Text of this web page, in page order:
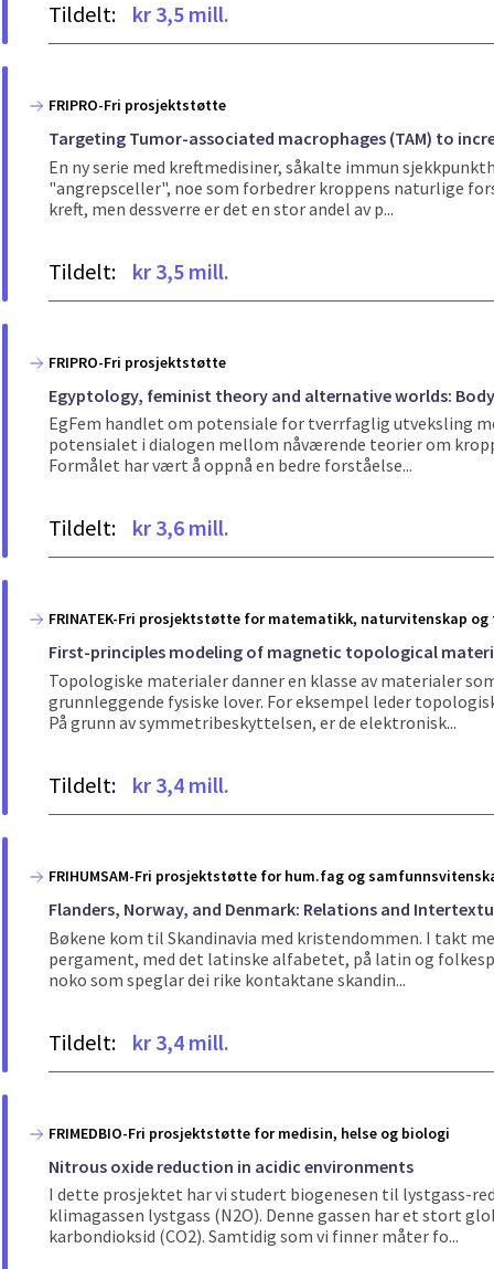
Tildelt: kr 3,5 mill.
FRIPRO-Fri prosjektstøtte
Targeting Tumor-associated macrophages (TAM) to
En ny serie med kreftmedisiner, såkalte immun
"angrepsceller", noe som forbedrer kroppens naturlige
kreft, men dessverre er det en stor andel av p...
Tildelt: kr 3,5 mill.
FRIPRO-Fri prosjektstøtte
Egyptology, feminist theory and alternative worlds:
EgFem handlet om potensiale for tverrfaglig utveksling
potensialet i dialogen mellom nåværende teorier om
Formålet har vært å oppnå en bedre forståelse...
Tildelt: kr 3,6 mill.
FRINATEK-Fri prosjektstøtte for matematikk, naturvitenskap
First-principles modeling of magnetic topological
Topologiske materialer danner en klasse av materialer
grunnleggende fysiske lover. For eksempel leder
På grunn av symmetribeskyttelsen, er de elektronisk...
Tildelt: kr 3,4 mill.
FRIHUMSAM-Fri prosjektstøtte for hum.fag og
Flanders, Norway, and Denmark: Relations and
Bøkene kom til Skandinavia med kristendommen. I takt
pergament, med det latinske alfabetet, på latin og
noko som speglar dei rike kontaktane skandin...
Tildelt: kr 3,4 mill.
FRIMEDBIO-Fri prosjektstøtte for medisin, helse og biologi
Nitrous oxide reduction in acidic environments
I dette prosjektet har vi studert biogenesen til lystgass-
klimagassen lystgass (N2O). Denne gassen har et stort
karbondioksid (CO2). Samtidig som vi finner måter fo...